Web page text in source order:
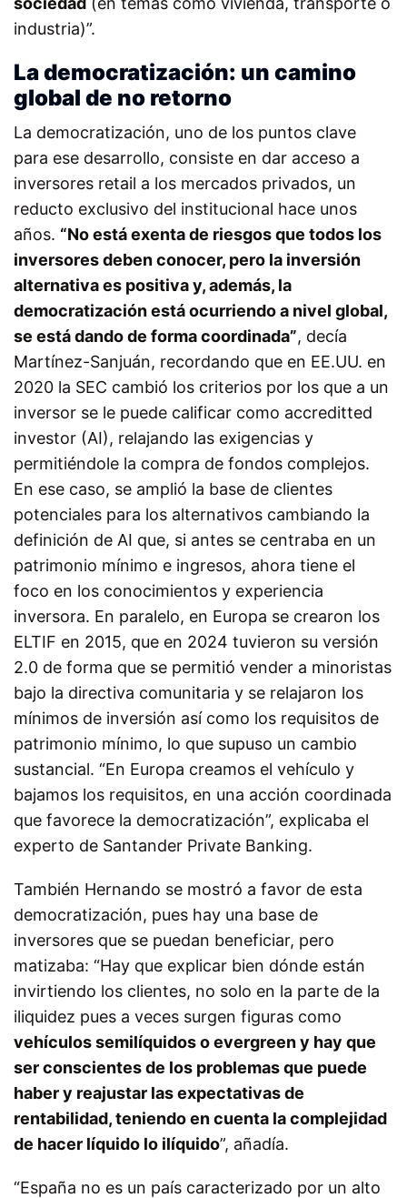
industria)”.
La democratización: un camino
global de no retorno
La democratización, uno de los puntos clave
para ese desarrollo, consiste en dar acceso a
inversores retail a los mercados privados, un
reducto exclusivo del institucional hace unos
años. “No está exenta de riesgos que todos los
inversores deben conocer, pero la inversión
alternativa es positiva y, además, la
democratización está ocurriendo a nivel global,
se está dando de forma coordinada”, decía
Martínez-Sanjuán, recordando que en EE.UU. en
2020 la SEC cambió los criterios por los que a un
inversor se le puede calificar como accreditted
investor (AI), relajando las exigencias y
permitiéndole la compra de fondos complejos.
En ese caso, se amplió la base de clientes
potenciales para los alternativos cambiando la
definición de AI que, si antes se centraba en un
patrimonio mínimo e ingresos, ahora tiene el
foco en los conocimientos y experiencia
inversora. En paralelo, en Europa se crearon los
ELTIF en 2015, que en 2024 tuvieron su versión
2.0 de forma que se permitió vender a minoristas
bajo la directiva comunitaria y se relajaron los
mínimos de inversión así como los requisitos de
patrimonio mínimo, lo que supuso un cambio
sustancial. “En Europa creamos el vehículo y
bajamos los requisitos, en una acción coordinada
que favorece la democratización”, explicaba el
experto de Santander Private Banking.
También Hernando se mostró a favor de esta
democratización, pues hay una base de
inversores que se puedan beneficiar, pero
matizaba: “Hay que explicar bien dónde están
invirtiendo los clientes, no solo en la parte de la
iliquidez pues a veces surgen figuras como
vehículos semilíquidos o evergreen y hay que
ser conscientes de los problemas que puede
haber y reajustar las expectativas de
rentabilidad, teniendo en cuenta la complejidad
de hacer líquido lo ilíquido”, añadía.
“España no es un país caracterizado por un alto